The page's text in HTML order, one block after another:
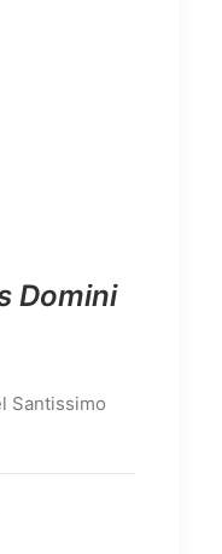
Domini
Santissimo